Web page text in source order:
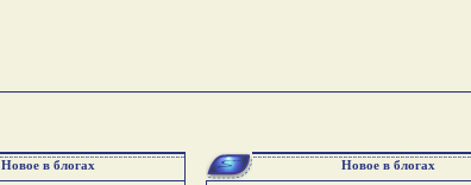
Новое в блогах Новое в блогах